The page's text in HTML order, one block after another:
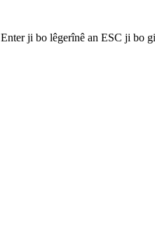
Enter ji bo lêgerînê an ESC ji bo